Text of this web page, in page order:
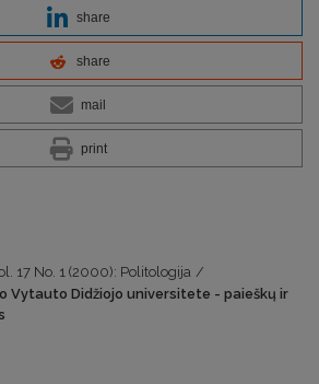
share
share
mail
print
17 No. 1 (2000): Politologija /
Vytauto Didžiojo universitete - paieškų ir